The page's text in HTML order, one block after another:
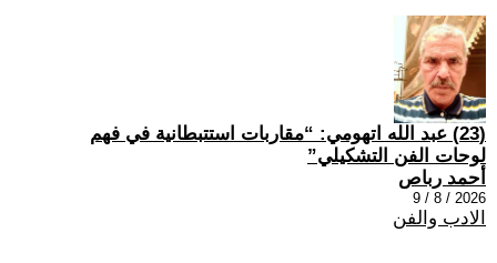
(23) عبد الله اتهومي: “مقاربات استتبطانية في فهم
لوحات الفن التشكيلي”
أحمد رباص
2026 / 8 / 9
الادب والفن